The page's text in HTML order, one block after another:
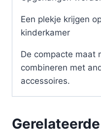
Een plekje krijgen
kinderkamer
De compacte maat
combineren met
accessoires.